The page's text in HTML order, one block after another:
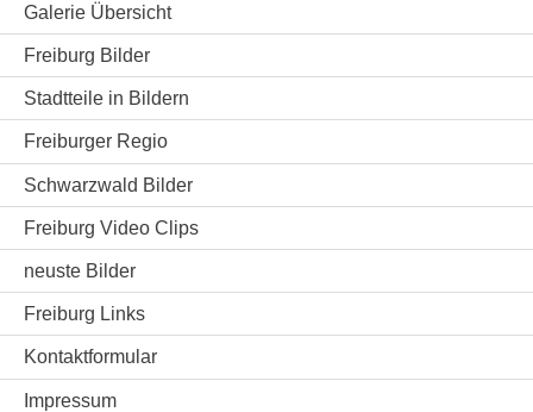
Galerie Übersicht
Freiburg Bilder
Stadtteile in Bildern
Freiburger Regio
Schwarzwald Bilder
Freiburg Video Clips
neuste Bilder
Freiburg Links
Kontaktformular
Impressum